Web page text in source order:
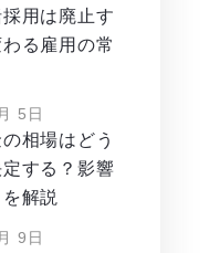
用は廃止す
る雇用の常
5日
相場はどう
する？影響
解説
9日